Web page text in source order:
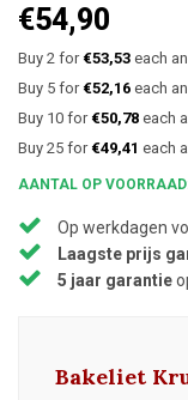
€54,90
Buy 2 for €53,53 each
Buy 5 for €52,16 each
Buy 10 for €50,78 each
Buy 25 for €49,41 each
AANTAL OP
Op werkdagen
Laagste prijs
5 jaar garantie
Bakeliet